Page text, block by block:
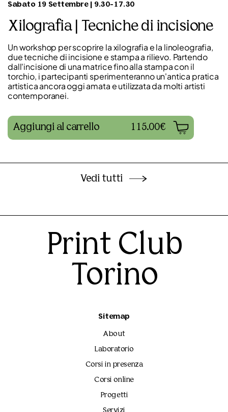
Sabato 19 Settembre | 9.30-17.30
Xilografia | Tecniche di incisione
Un workshop per scoprire la xilografia e la linoleografia,
due tecniche di incisione e stampa a rilievo. Partendo
dall'incisione di una matrice fino alla stampa con il
torchio, i partecipanti sperimenteranno un'antica pratica
artistica ancora oggi amata e utilizzata da molti artisti
contemporanei.
Aggiungi al carrello 115.00€
Vedi tutti
Print Club
Torino
Sitemap
About
Laboratorio
Corsi in presenza
Corsi online
Progetti